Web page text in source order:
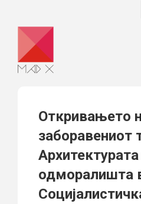
content
Откривањето
заборавениот
одморалишта